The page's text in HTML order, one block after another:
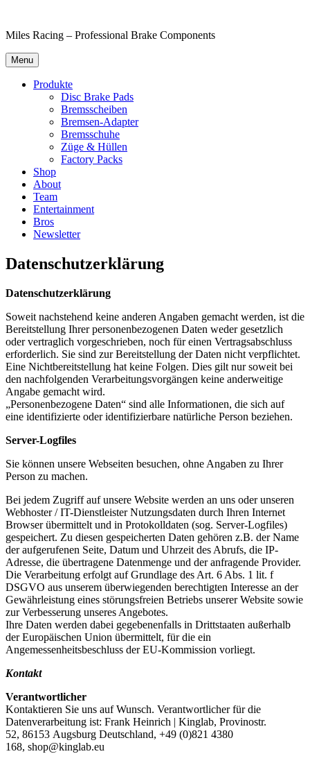
content
Miles Racing – Professional Brake Components
Menu
Produkte
Disc Brake Pads
Bremsscheiben
Bremsen-Adapter
Bremsschuhe
Züge & Hüllen
Factory Packs
Shop
About
Team
Entertainment
Bros
Newsletter
Datenschutzerklärung
Datenschutzerklärung
Soweit nachstehend keine anderen Angaben gemacht werden, ist die
Bereitstellung Ihrer personenbezogenen Daten weder gesetzlich
oder vertraglich vorgeschrieben, noch für einen Vertragsabschluss
erforderlich. Sie sind zur Bereitstellung der Daten nicht verpflichtet.
Eine Nichtbereitstellung hat keine Folgen. Dies gilt nur soweit bei
den nachfolgenden Verarbeitungsvorgängen keine anderweitige
Angabe gemacht wird.
„Personenbezogene Daten“ sind alle Informationen, die sich auf
eine identifizierte oder identifizierbare natürliche Person beziehen.
Server-Logfiles
Sie können unsere Webseiten besuchen, ohne Angaben zu Ihrer
Person zu machen.
Bei jedem Zugriff auf unsere Website werden an uns oder unseren
Webhoster / IT-Dienstleister Nutzungsdaten durch Ihren Internet
Browser übermittelt und in Protokolldaten (sog. Server-Logfiles)
gespeichert. Zu diesen gespeicherten Daten gehören z.B. der Name
der aufgerufenen Seite, Datum und Uhrzeit des Abrufs, die IP-
Adresse, die übertragene Datenmenge und der anfragende Provider.
Die Verarbeitung erfolgt auf Grundlage des Art. 6 Abs. 1 lit. f
DSGVO aus unserem überwiegenden berechtigten Interesse an der
Gewährleistung eines störungsfreien Betriebs unserer Website sowie
zur Verbesserung unseres Angebotes.
Ihre Daten werden dabei gegebenenfalls in Drittstaaten außerhalb
der Europäischen Union übermittelt, für die ein
Angemessenheitsbeschluss der EU-Kommission vorliegt.
Kontakt
Verantwortlicher
Kontaktieren Sie uns auf Wunsch. Verantwortlicher für die
Datenverarbeitung ist: Frank Heinrich | Kinglab, Provinostr.
52, 86153 Augsburg Deutschland, +49 (0)821 4380
168, shop@kinglab.eu